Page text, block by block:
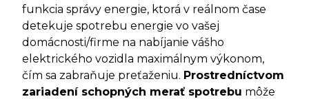
funkcia správy energie, ktorá v reálnom čase
detekuje spotrebu energie vo vašej
domácnosti/firme na nabíjanie vášho
elektrického vozidla maximálnym výkonom,
čím sa zabraňuje preťaženiu. Prostredníctvom
zariadení schopných merať spotrebu môže